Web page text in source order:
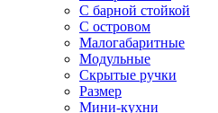
С барной стойкой
С островом
Малогабаритные
Модульные
Скрытые ручки
Размер
Мини-кухни